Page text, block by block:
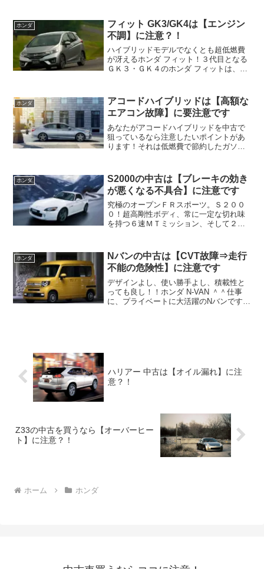
ントがあります！それはエンジンの回転
が 下がらなくなる...
ホンダ
フィット GK3/GK4は【エンジン
不調】に注意？！
ハイブリッドモデルでなくとも超低燃費
が冴えるホンダ フィット！３代目となる
ＧＫ３・ＧＫ４のホンダ フィットは、よ
洗練されているし使い勝手の良さやサイ
ズ以上の広々とした空...
ホンダ
アコードハイブリッドは【高額な
エアコン故障】に要注意です
あなたがアコードハイブリッドを中古で
狙っているなら注意したいポイントがあ
ります！それは低燃費で節約したガソリ
合・トラブル！
ホンダ
S2000の中古は【ブレーキの効き
が悪くなる不具合】に注意です
究極のオープンＦＲスポーツ。Ｓ２００
０！超高剛性ボディ、常に一定な切れ味
を持つ６速ＭＴミッション、そして２．
Ｓ２０００をあなたが中古で狙っている
なら注意したいポイントが...
ホンダ
Nバンの中古は【CVT故障⇒走行
不能の危険性】に注意です
デザインよし、使い勝手よし、積載性と
っても良し！！ホンダ N-VAN ＾＾仕事
に、プライベートに大活躍のNバンです
ハリアー 中古は【オイル漏れ】に注
意？！
Z33の中古を買うなら【オーバーヒー
ト】に注意？！
ホーム ホンダ